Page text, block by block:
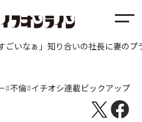
メ
ュ
ごいなぁ」知り合いの社長に妻の
不倫 イチオシ連載ピックアップ